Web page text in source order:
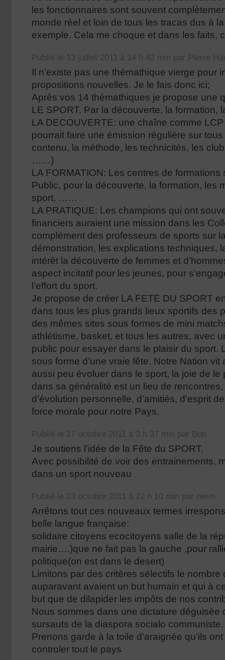
les fonctionnaires sont souvent
monde réel et loin de tous les tracas dus à
exemple. Cela me choque et dans les faits,
Publié le 13 juillet 2011 à 14 h 42 min par Pierre
Il n’existe pas une thémathique vierge pour
propositions nouvelles. Je le fais donc ici;
Après vos 14 thémathiques je propose une
LE SPORT. Par la découverte, la formation,
LA DECOUVERTE: une chaîne comme
pourrait faire une émission régulière sur
contenu, la méthode, les technicités, les
……)
LA FORMATION: Les centres de formations
Public, pour la découverte, la formation, les
sport, ……
LA PRATIQUE: Les champions qui ont
financiers auraient une mission dans les
complément des professeurs de sports sur
démonstration, les explications techniques,
intérêt la découverte de femmes et
aspect incitatif pour les jeunes, pour
l’effort du sport.
Je propose de créer LA FETE DU SPORT
dans tous les plus grands lieux sportifs des
des mêmes sites sous formes de mini
athlétisme, basket, et tous les autres, avec
public pour essayer dans le plaisir du sport.
sous forme d’une vraie fête. Notre Nation vit
aussi peu évoluer dans le sport, la joie de le
dans sa généralité est un lieu de
d’évolution personnelle, d’amitiés, d’esprit
force morale pour notre Pays.
Publié le 17 octobre 2011 à 3 h 37 min par Bob
Je soutiens l’idée de la Fête du SPORT.
Avec possibilité de voir des entrainements,
dans un sport nouveau
Publié le 23 octobre 2011 à 22 h 10 min par nerin
Arrêtons tout ces nouveaux termes
belle langue française:
solidaire citoyens ecocitoyens salle de la
mairie….)que ne fait pas la gauche ,pour
politique(on est dans le desert)
Limitons par des critères sélectifs le nombre
auparavant avaient un but humain et qui à
but que de dilapider les impôts de nos
Nous sommes dans une dictature déguisèe
sursauts de la diaspora socialo communiste.
Prenons garde à la toile d’araignée qu’ils
controler tout le pays